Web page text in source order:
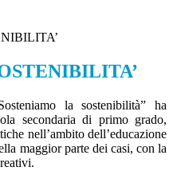
la sostenibilità” ha
secondaria di primo grado,
nell’ambito dell’educazione
maggior parte dei casi, con la